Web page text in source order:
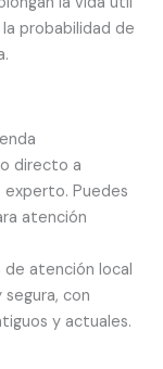
probabilidad de
directo a
Puedes
atención
de atención local
con
y actuales.